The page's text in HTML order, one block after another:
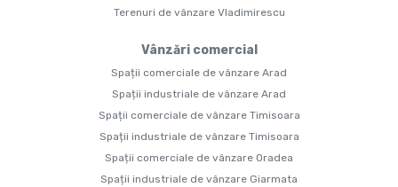
Terenuri de vânzare Vladimirescu
Vânzări comercial
Spații comerciale de vânzare Arad
Spații industriale de vânzare Arad
Spații comerciale de vânzare Timisoara
Spații industriale de vânzare Timisoara
Spații comerciale de vânzare Oradea
Spații industriale de vânzare Giarmata